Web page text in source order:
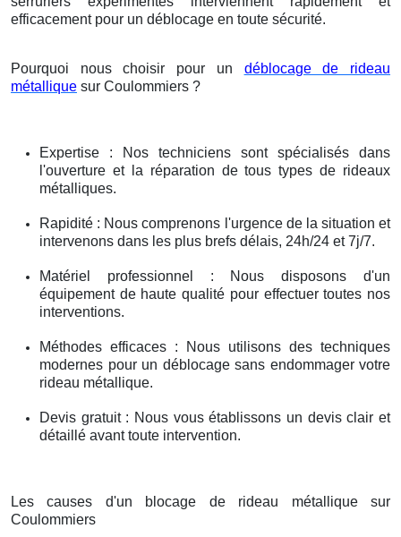
efficacement pour un déblocage en toute sécurité.
Pourquoi nous choisir pour un déblocage de rideau
métallique sur Coulommiers ?
Expertise : Nos techniciens sont spécialisés dans
l'ouverture et la réparation de tous types de rideaux
métalliques.
Rapidité : Nous comprenons l'urgence de la situation et
intervenons dans les plus brefs délais, 24h/24 et 7j/7.
Matériel professionnel : Nous disposons d'un
équipement de haute qualité pour effectuer toutes nos
interventions.
Méthodes efficaces : Nous utilisons des techniques
modernes pour un déblocage sans endommager votre
rideau métallique.
Devis gratuit : Nous vous établissons un devis clair et
détaillé avant toute intervention.
Les causes d'un blocage de rideau métallique sur
Coulommiers